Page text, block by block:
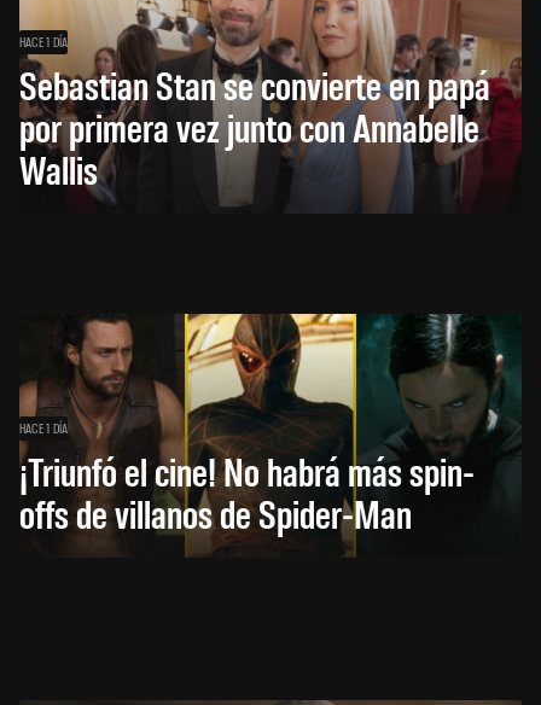
HACE 1 DÍA
Sebastian Stan se convierte en papá
por primera vez junto con Annabelle
Wallis
HACE 1 DÍA
¡Triunfó el cine! No habrá más spin-
offs de villanos de Spider-Man